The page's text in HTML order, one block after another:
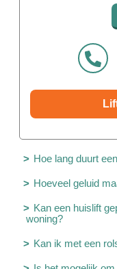
Hoe lang duurt
Hoeveel geluid
Kan een huislift
woning?
Kan ik met een